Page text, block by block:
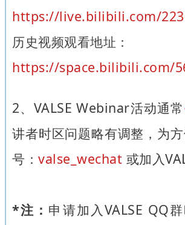
https://live.bilibili.com/
历史视频观看地址：
https://space.bilibili.com/
2、VALSE Webinar活动通常
讲者时区问题略有调整，为
号： valse_wechat 或加入
*注： 申请加入VALSE QQ